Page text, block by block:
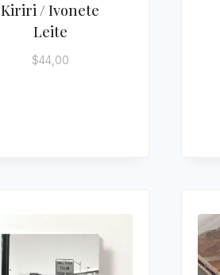
Kiriri / Ivonete
Leite
$44,00